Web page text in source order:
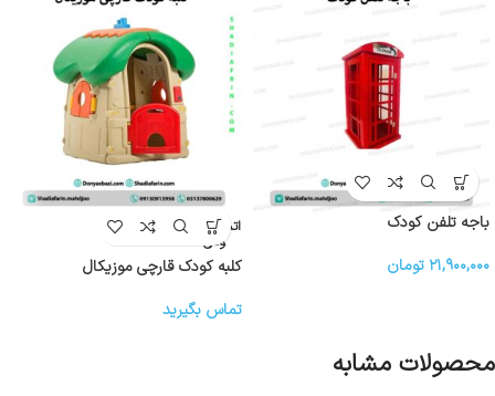
باجه تلفن کودک
۲۱,۹۰۰,۰۰۰ تومان
اتمام موج
ودی
کلبه کودک قارچی موزیکال
تماس بگیرید
محصولات مشابه